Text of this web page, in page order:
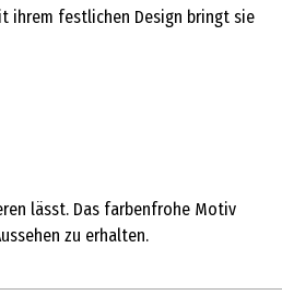
ihrem festlichen Design bringt sie
lässt. Das farbenfrohe Motiv
zu erhalten.